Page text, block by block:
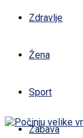
Zdravlje
Žena
Sport
Zabava